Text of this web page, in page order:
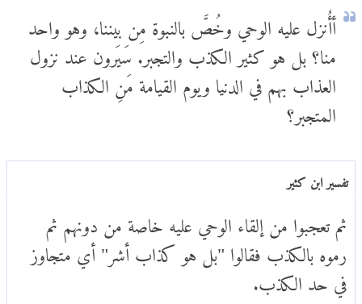
أأُنزل عليه الوحي وخُصَّ بالنبوة مِن بيننا، وهو واحد
منا؟ بل هو كثير الكذب والتجبر. سَيَرون عند نزول
العذاب بهم في الدنيا ويوم القيامة مَنِ الكذاب
المتجبر؟
تفسير ابن كثير
ثم تعجبوا من إلقاء الوحي عليه خاصة من دونهم ثم
رموه بالكذب فقالوا "بل هو كذاب أشر" أي متجاوز
في حد الكذب.